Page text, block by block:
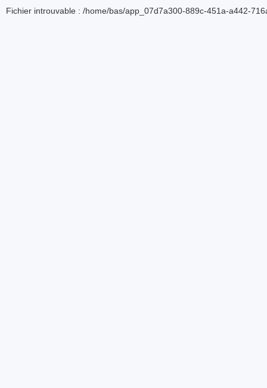
Fichier introuvable : /home/bas/app_07d7a300-889c-451a-a442-